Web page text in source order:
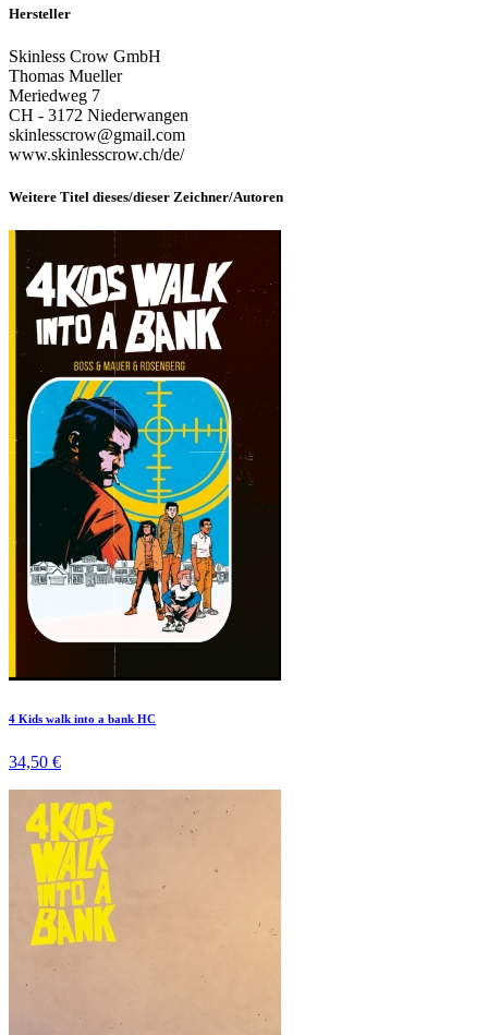
Hersteller
Skinless Crow GmbH
Thomas Mueller
Meriedweg 7
CH - 3172 Niederwangen
skinlesscrow@gmail.com
www.skinlesscrow.ch/de/
Weitere Titel dieses/dieser Zeichner/Autoren
4 Kids walk into a bank HC
34,50 €